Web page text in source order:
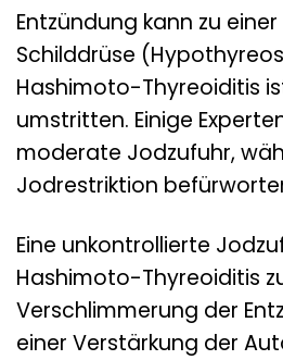
Entzündung kann zu
Schilddrüse
Hashimoto-Thyreoiditis
umstritten. Einige
moderate Jodzufuhr,
Jodrestriktion
Eine unkontrollierte
Hashimoto-Thyreoiditis
Verschlimmerung der
einer Verstärkung der